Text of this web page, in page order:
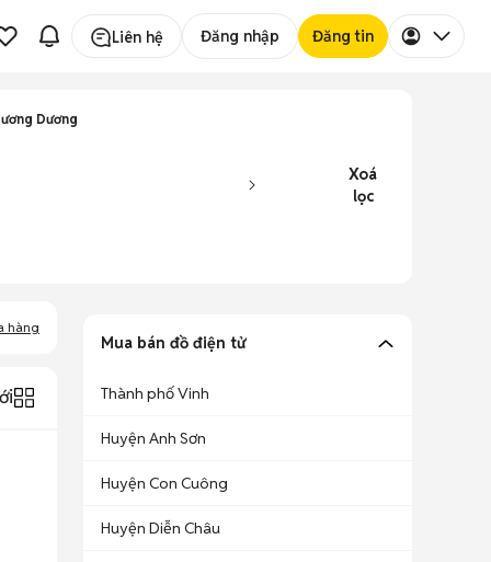
Liên hệ Đăng nhập Đăng tin
Dương
Xoá
lọc
hàng
Mua bán đồ điện tử
Thành phố Vinh
Huyện Anh Sơn
Huyện Con Cuông
Huyện Diễn Châu